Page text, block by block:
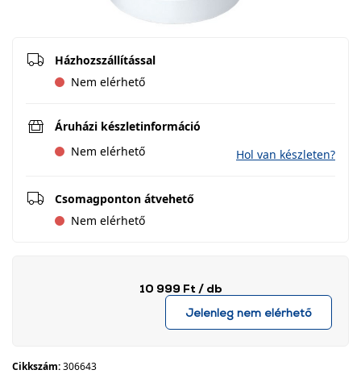
Házhozszállítással
Nem elérhető
Áruházi készletinformáció
Nem elérhető
Hol van készleten?
Csomagponton átvehető
Nem elérhető
10 999 Ft / db
Jelenleg nem elérhető
Cikkszám:306643